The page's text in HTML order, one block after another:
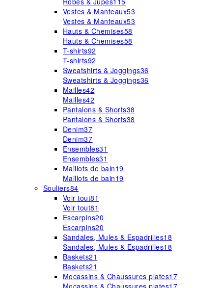
Vestes & Manteaux53
Vestes & Manteaux53
Hauts & Chemises58
Hauts & Chemises58
T-shirts92
T-shirts92
Sweatshirts & Joggings36
Sweatshirts & Joggings36
Mailles42
Mailles42
Pantalons & Shorts38
Pantalons & Shorts38
Denim37
Denim37
Ensembles31
Ensembles31
Maillots de bain19
Maillots de bain19
Souliers84
Voir tout81
Voir tout81
Escarpins20
Escarpins20
Sandales, Mules & Espadrilles18
Sandales, Mules & Espadrilles18
Baskets21
Baskets21
Mocassins & Chaussures plates17
Mocassins & Chaussures plates17